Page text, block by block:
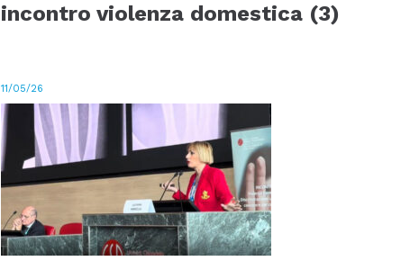
incontro violenza domestica (3)
11/05/26